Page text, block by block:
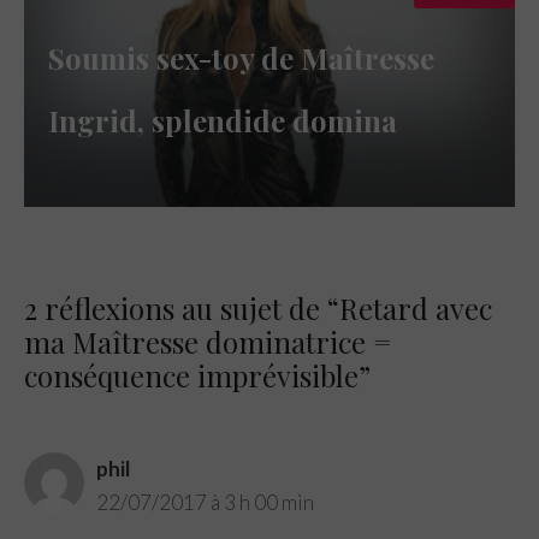
Soumis sex-toy de Maîtresse
Ingrid, splendide domina
2 réflexions au sujet de “Retard avec
ma Maîtresse dominatrice =
conséquence imprévisible”
phil
22/07/2017 à 3 h 00 min